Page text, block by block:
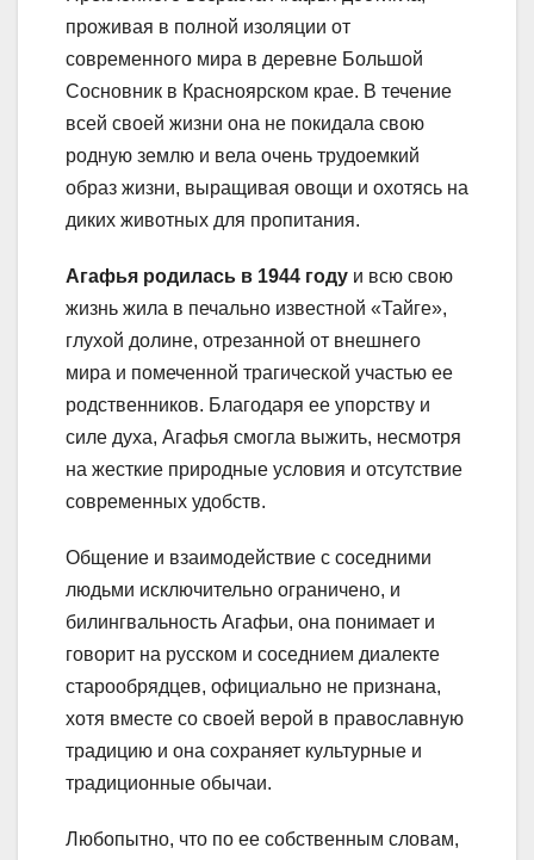
проживая в полной изоляции от
современного мира в деревне Большой
Сосновник в Красноярском крае. В течение
всей своей жизни она не покидала свою
родную землю и вела очень трудоемкий
образ жизни, выращивая овощи и охотясь на
диких животных для пропитания.
Агафья родилась в 1944 году и всю свою
жизнь жила в печально известной «Тайге»,
глухой долине, отрезанной от внешнего
мира и помеченной трагической участью ее
родственников. Благодаря ее упорству и
силе духа, Агафья смогла выжить, несмотря
на жесткие природные условия и отсутствие
современных удобств.
Общение и взаимодействие с соседними
людьми исключительно ограничено, и
билингвальность Агафьи, она понимает и
говорит на русском и соседнием диалекте
старообрядцев, официально не признана,
хотя вместе со своей верой в православную
традицию и она сохраняет культурные и
традиционные обычаи.
Любопытно, что по ее собственным словам,